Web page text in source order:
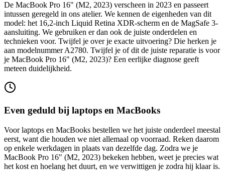
De MacBook Pro 16" (M2, 2023) verscheen in 2023 en passeert
intussen geregeld in ons atelier. We kennen de eigenheden van dit
model: het 16,2-inch Liquid Retina XDR-scherm en de MagSafe 3-
aansluiting. We gebruiken er dan ook de juiste onderdelen en
technieken voor. Twijfel je over je exacte uitvoering? Die herken je
aan modelnummer A2780. Twijfel je of dit de juiste reparatie is voor
je MacBook Pro 16" (M2, 2023)? Een eerlijke diagnose geeft
meteen duidelijkheid.
Even geduld bij laptops en MacBooks
Voor laptops en MacBooks bestellen we het juiste onderdeel meestal
eerst, want die houden we niet allemaal op voorraad. Reken daarom
op enkele werkdagen in plaats van dezelfde dag. Zodra we je
MacBook Pro 16" (M2, 2023) bekeken hebben, weet je precies wat
het kost en hoelang het duurt, en we verwittigen je zodra hij klaar is.